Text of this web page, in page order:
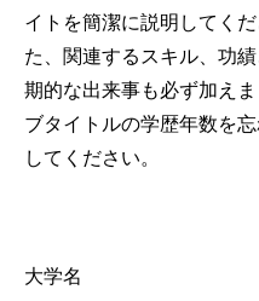
イトを簡潔に説明してくだ
た、関連するスキル、功
期的な出来事も必ず加え
ブタイトルの学歴年数を
してください。
大学名